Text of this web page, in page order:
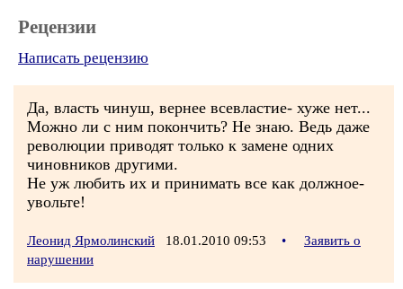
Рецензии
Написать рецензию
Да, власть чинуш, вернее всевластие- хуже нет...
Можно ли с ним покончить? Не знаю. Ведь даже
революции приводят только к замене одних
чиновников другими.
Не уж любить их и принимать все как должное-
увольте!
Леонид Ярмолинский 18.01.2010 09:53 •
Заявить о
нарушении